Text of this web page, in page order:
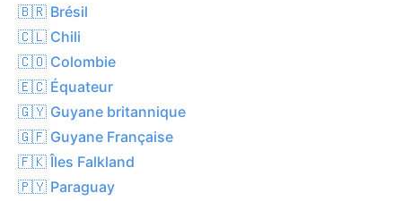
🇧🇷 Brésil
🇨🇱 Chili
🇨🇴 Colombie
🇪🇨 Équateur
🇬🇾 Guyane britannique
🇬🇫 Guyane Française
🇫🇰 Îles Falkland
🇵🇾 Paraguay